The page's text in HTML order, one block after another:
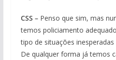
CSS –Penso que sim, mas
temos policiamento
tipo de situações
De qualquer forma já temos